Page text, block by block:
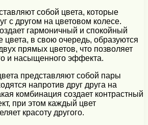
собой цвета, которые
с другом на цветовом колесе.
гармоничный и спокойный
в свою очередь, образуются
прямых цветов, что позволяет
и насыщенного эффекта.
представляют собой пары
напротив друг друга на
комбинация создает контрастный
при этом каждый цвет
красоту другого.